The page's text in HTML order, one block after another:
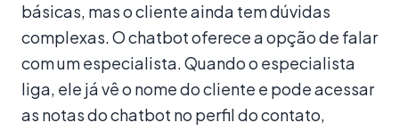
básicas, mas o cliente ainda tem dúvidas
complexas. O chatbot oferece a opção de falar
com um especialista. Quando o especialista
liga, ele já vê o nome do cliente e pode acessar
as notas do chatbot no perfil do contato,